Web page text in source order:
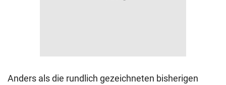
Anders als die rundlich gezeichneten bisherigen